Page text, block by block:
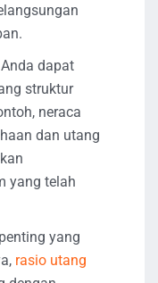
dapat
struktur
neraca
dan utang
yang telah
yang
rasio utang